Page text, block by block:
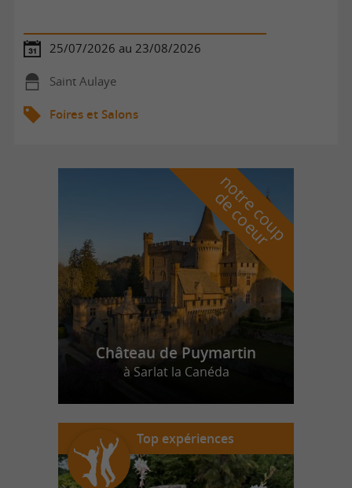
25/07/2026 au 23/08/2026
Saint Aulaye
Foires et Salons
n
o
t
r
e
c
o
u
p
d
e
c
o
e
u
r
Château de Puymartin
à Sarlat la Canéda
Top expériences